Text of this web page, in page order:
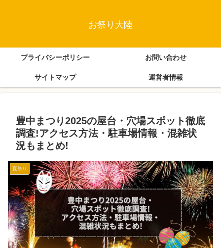
お祭り大陸
プライバシーポリシー お問い合わせ
サイトマップ 運営者情報
豊中まつり2025の屋台・穴場スポット徹底
調査!アクセス方法・駐車場情報・混雑状
況もまとめ!
夏祭り